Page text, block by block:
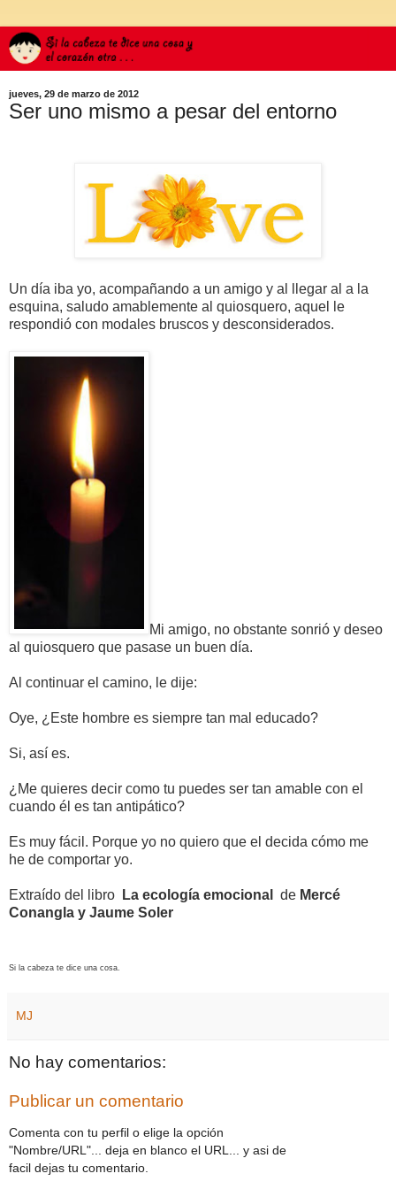
jueves, 29 de marzo de 2012
Ser uno mismo a pesar del entorno
Un día iba yo, acompañando a un amigo y al llegar al a la
esquina, saludo amablemente al quiosquero, aquel le
respondió con modales bruscos y desconsiderados.
Mi amigo, no obstante sonrió y deseo
al quiosquero que pasase un buen día.
Al continuar el camino, le dije:
Oye, ¿Este hombre es siempre tan mal educado?
Si, así es.
¿Me quieres decir como tu puedes ser tan amable con el
cuando él es tan antipático?
Es muy fácil. Porque yo no quiero que el decida cómo me
he de comportar yo.
Extraído del libro La ecología emocional de Mercé
Conangla y Jaume Soler
Si la cabeza te dice una cosa.
MJ
No hay comentarios:
Publicar un comentario
Comenta con tu perfil o elige la opción
"Nombre/URL"... deja en blanco el URL... y asi de
facil dejas tu comentario.